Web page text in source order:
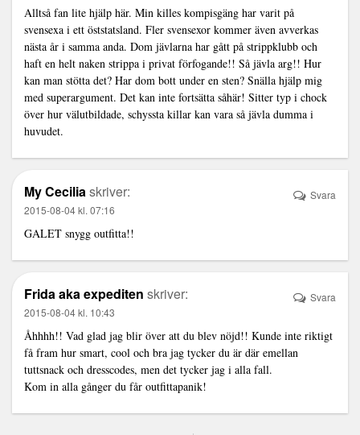
Alltså fan lite hjälp här. Min killes kompisgäng har varit på
svensexa i ett öststatsland. Fler svensexor kommer även avverkas
nästa år i samma anda. Dom jävlarna har gått på strippklubb och
haft en helt naken strippa i privat förfogande!! Så jävla arg!! Hur
kan man stötta det? Har dom bott under en sten? Snälla hjälp mig
med superargument. Det kan inte fortsätta såhär! Sitter typ i chock
över hur välutbildade, schyssta killar kan vara så jävla dumma i
huvudet.
My Ceciliaskriver:
2015-08-04 kl. 07:16
GALET snygg outfitta!!
Svara
Frida aka expediten skriver:
2015-08-04 kl. 10:43
Åhhhh!! Vad glad jag blir över att du blev nöjd!! Kunde inte riktigt
få fram hur smart, cool och bra jag tycker du är där emellan
tuttsnack och dresscodes, men det tycker jag i alla fall.
Kom in alla gånger du får outfittapanik!
Svara